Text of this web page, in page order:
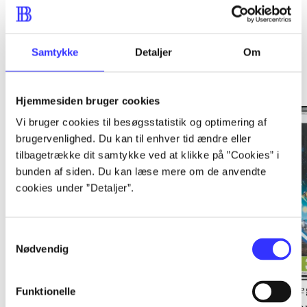
Samtykke Detaljer Om
Hjemmesiden bruger cookies
Vi bruger cookies til besøgsstatistik og optimering af
brugervenlighed. Du kan til enhver tid ændre eller
tilbagetrække dit samtykke ved at klikke på ”Cookies” i
bunden af siden. Du kan læse mere om de anvendte
cookies under ”Detaljer”.
Nødvendig
Funktionelle
Minder om
Lego The lord of the
Transformers - dark of